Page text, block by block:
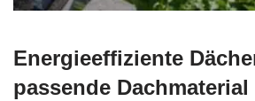
Energieeffiziente
passende Dachmaterial